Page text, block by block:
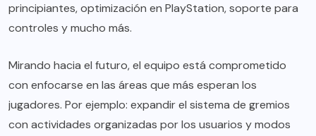
principiantes, optimización en PlayStation, soporte para
controles y mucho más.
Mirando hacia el futuro, el equipo está comprometido
con enfocarse en las áreas que más esperan los
jugadores. Por ejemplo: expandir el sistema de gremios
con actividades organizadas por los usuarios y modos